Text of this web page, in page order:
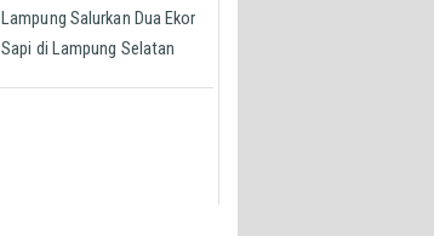
Lampung Salurkan Dua Ekor
Sapi di Lampung Selatan